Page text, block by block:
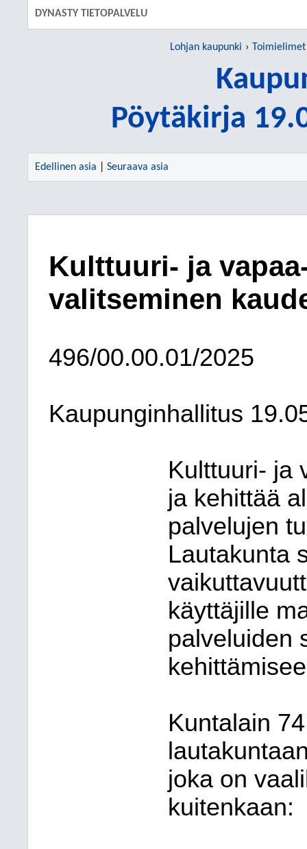
DYNASTY TIETOPALVELU
Lohjan kaupunki Toimielimet
Pöytäkirja
Edellinen asia Seuraava asia
Kulttuuri- ja
valitseminen
496/00.00.01/2025
Kaupunginhallitus
Kulttuuri- ja
ja kehittää
palvelujen
Lautakunta
käyttäjille
palveluiden
Kuntalain
joka on
kuitenkaan: